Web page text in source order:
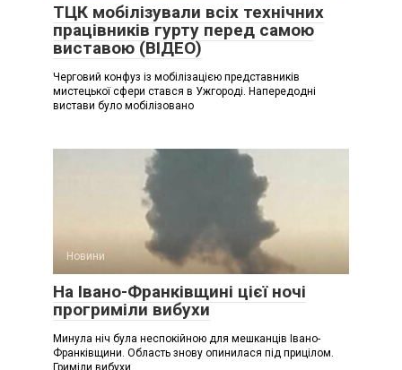
ТЦК мобілізували всіх технічних
працівників гурту перед самою
виставою (ВІДЕО)
Черговий конфуз із мобілізацією представників
мистецької сфери стався в Ужгороді. Напередодні
вистави було мобілізовано
Новини
На Івано-Франківщині цієї ночі
прогриміли вибухи
Минула ніч була неспокійною для мешканців Івано-
Франківщини. Область знову опинилася під прицілом.
Гриміли вибухи.